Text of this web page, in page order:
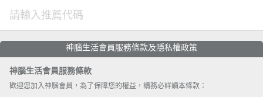
神腦生活會員服務條款及隱私權政策
神腦生活會員服務條款
歡迎您加入神腦會員，為了保障您的權益，請務必詳讀本條款：